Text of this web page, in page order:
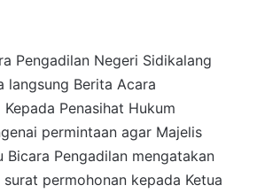
Pengadilan Negeri Sidikalang
langsung Berita Acara
Penasihat Hukum
permintaan agar Majelis
Bicara Pengadilan mengatakan
permohonan kepada Ketua